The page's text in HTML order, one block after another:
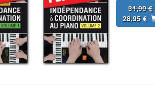
31,90 €
28,95 €